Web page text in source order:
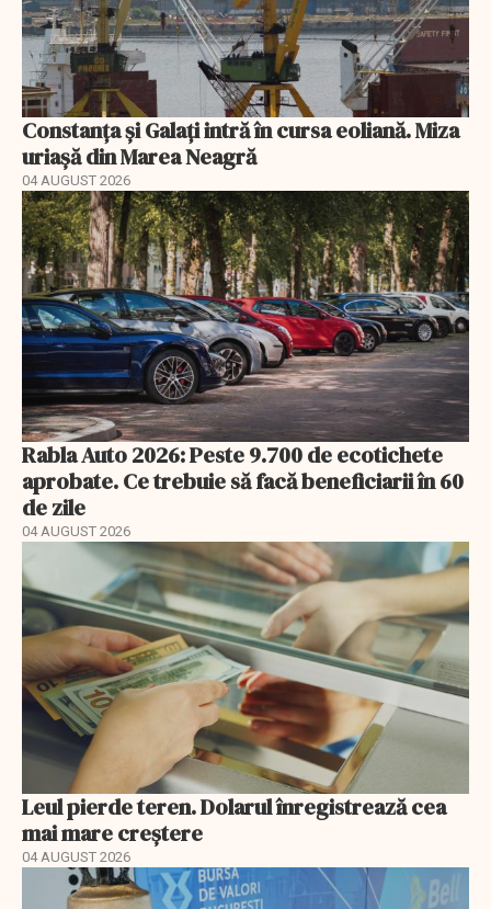
Constanța și Galați intră în cursa eoliană. Miza
uriașă din Marea Neagră
04 AUGUST 2026
Rabla Auto 2026: Peste 9.700 de ecotichete
aprobate. Ce trebuie să facă beneficiarii în 60
de zile
04 AUGUST 2026
Leul pierde teren. Dolarul înregistrează cea
mai mare creștere
04 AUGUST 2026